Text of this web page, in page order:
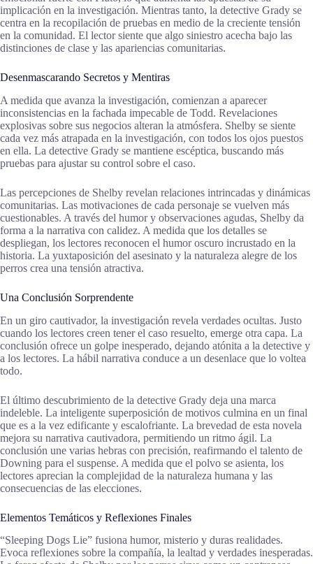
implicación en la investigación. Mientras tanto, la detective Grady se
centra en la recopilación de pruebas en medio de la creciente tensión
en la comunidad. El lector siente que algo siniestro acecha bajo las
distinciones de clase y las apariencias comunitarias.
Desenmascarando Secretos y Mentiras
A medida que avanza la investigación, comienzan a aparecer
inconsistencias en la fachada impecable de Todd. Revelaciones
explosivas sobre sus negocios alteran la atmósfera. Shelby se siente
cada vez más atrapada en la investigación, con todos los ojos puestos
en ella. La detective Grady se mantiene escéptica, buscando más
pruebas para ajustar su control sobre el caso.
Las percepciones de Shelby revelan relaciones intrincadas y dinámicas
comunitarias. Las motivaciones de cada personaje se vuelven más
cuestionables. A través del humor y observaciones agudas, Shelby da
forma a la narrativa con calidez. A medida que los detalles se
despliegan, los lectores reconocen el humor oscuro incrustado en la
historia. La yuxtaposición del asesinato y la naturaleza alegre de los
perros crea una tensión atractiva.
Una Conclusión Sorprendente
En un giro cautivador, la investigación revela verdades ocultas. Justo
cuando los lectores creen tener el caso resuelto, emerge otra capa. La
conclusión ofrece un golpe inesperado, dejando atónita a la detective y
a los lectores. La hábil narrativa conduce a un desenlace que lo voltea
todo.
El último descubrimiento de la detective Grady deja una marca
indeleble. La inteligente superposición de motivos culmina en un final
que es a la vez edificante y escalofriante. La brevedad de esta novela
mejora su narrativa cautivadora, permitiendo un ritmo ágil. La
conclusión une varias hebras con precisión, reafirmando el talento de
Downing para el suspense. A medida que el polvo se asienta, los
lectores aprecian la complejidad de la naturaleza humana y las
consecuencias de las elecciones.
Elementos Temáticos y Reflexiones Finales
“Sleeping Dogs Lie” fusiona humor, misterio y duras realidades.
Evoca reflexiones sobre la compañía, la lealtad y verdades inesperadas.